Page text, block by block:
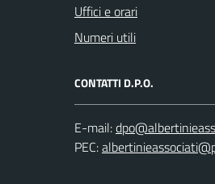
Uffici e orari
Numeri utili
CONTATTI D.P.O.
E-mail:
PEC: